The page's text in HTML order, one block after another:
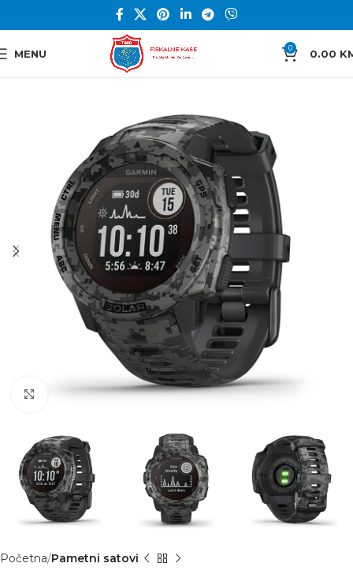
MENU 0 0.00
Click to enlarge
Početna Pametni satovi